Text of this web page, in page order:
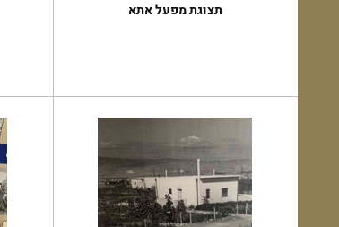
תצוגת מפעל אתא